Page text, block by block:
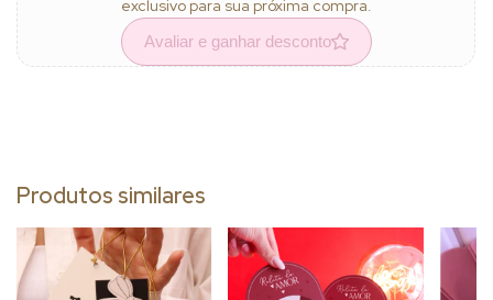
exclusivo para sua próxima compra.
Avaliar e ganhar desconto
Produtos similares